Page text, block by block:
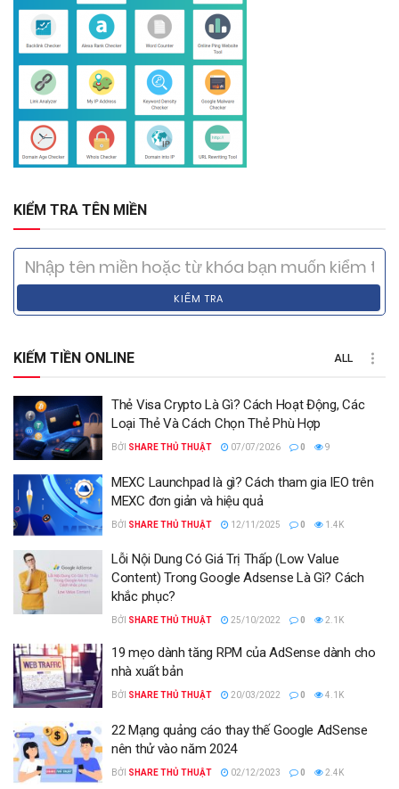
KIỂM TRA TÊN MIỀN
KIỂM TRA
KIẾM TIỀN ONLINE ALL
Thẻ Visa Crypto Là Gì? Cách Hoạt Động, Các
Loại Thẻ Và Cách Chọn Thẻ Phù Hợp
BỞI SHARE THỦ THUẬT 07/07/2026 0 9
MEXC Launchpad là gì? Cách tham gia IEO trên
MEXC đơn giản và hiệu quả
BỞI SHARE THỦ THUẬT 12/11/2025 0 1.4K
Lỗi Nội Dung Có Giá Trị Thấp (Low Value
Content) Trong Google Adsense Là Gì? Cách
khắc phục?
BỞI SHARE THỦ THUẬT 25/10/2022 0 2.1K
19 mẹo dành tăng RPM của AdSense dành cho
nhà xuất bản
BỞI SHARE THỦ THUẬT 20/03/2022 0 4.1K
22 Mạng quảng cáo thay thế Google AdSense
nên thử vào năm 2024
BỞI SHARE THỦ THUẬT 02/12/2023 0 2.4K